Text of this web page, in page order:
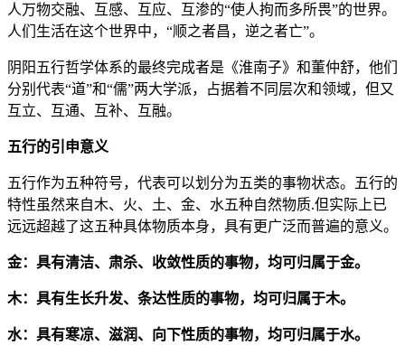
人万物交融、互感、互应、互渗的“使人拘而多所畏”的世界。
人们生活在这个世界中，“顺之者昌，逆之者亡”。
阴阳五行哲学体系的最终完成者是《淮南子》和董仲舒，他们
分别代表“道”和“儒”两大学派，占据着不同层次和领域，但又
互立、互通、互补、互融。
五行的引申意义
五行作为五种符号，代表可以划分为五类的事物状态。五行的
特性虽然来自木、火、土、金、水五种自然物质.但实际上已
远远超越了这五种具体物质本身，具有更广泛而普遍的意义。
金：具有清洁、肃杀、收敛性质的事物，均可归属于金。
木：具有生长升发、条达性质的事物，均可归属于木。
水：具有寒凉、滋润、向下性质的事物，均可归属于水。